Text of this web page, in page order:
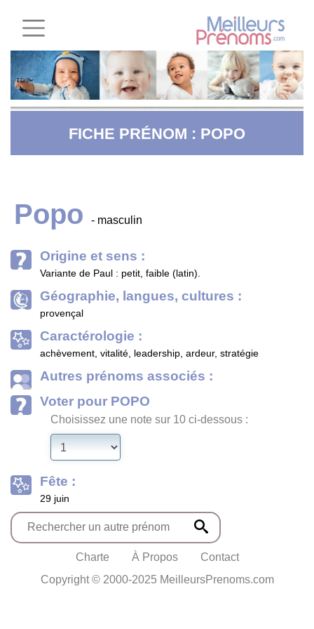
FICHE PRÉNOM : POPO
Popo - masculin
Origine et sens :
Variante de Paul : petit, faible (latin).
Géographie, langues, cultures :
provençal
Caractérologie :
achèvement, vitalité, leadership, ardeur, stratégie
Autres prénoms associés :
Voter pour POPO
Choisissez une note sur 10 ci-dessous :
Fête :
29 juin
Charte À Propos
Contact
Copyright © 2000-2025 MeilleursPrenoms.com